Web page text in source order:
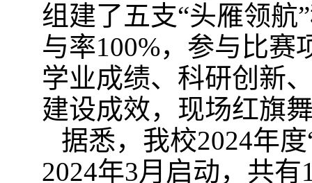
组建了五支“头雁领航
与率100%，参与比
学业成绩、科研创新
建设成效，现场红旗
据悉，我校2024年
2024年3月启动，共